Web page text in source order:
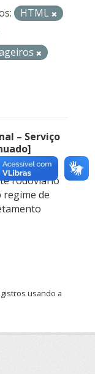
HTML
– Serviço
a
rodoviário
de
usando a